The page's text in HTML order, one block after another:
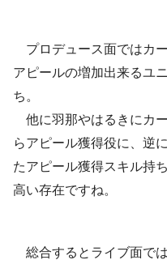
プロデュース面ではカ
アピールの増加出来るユ
ち。
他に羽那やはるきにカ
らアピール獲得役に、逆
たアピール獲得スキル持
高い存在ですね。
総合するとライブ面で